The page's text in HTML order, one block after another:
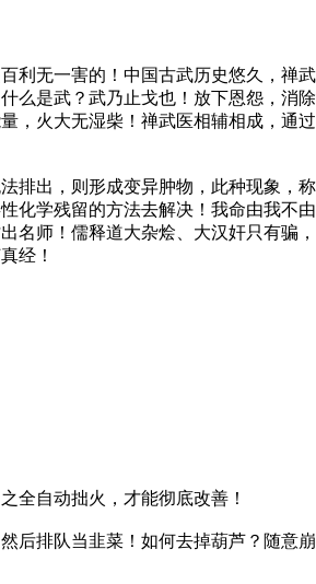
利无一害的！中国古武历史悠久，禅武
么是武？武乃止戈也！放下恩怨，消除
，火大无湿柴！禅武医相辅相成，通过
排出，则形成变异肿物，此种现象，称
化学残留的方法去解决！我命由我不由
名师！儒释道大杂烩、大汉奸只有骗，
经！
自动拙火，才能彻底改善！
后排队当韭菜！如何去掉葫芦？随意崩